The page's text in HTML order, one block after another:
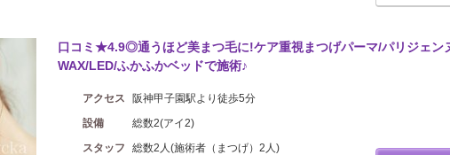
口コミ★4.9◎通うほど美まつ毛に!ケア重視まつげパーマ/パリジェン
WAX/LED/ふかふかベッドで施術♪
アクセス
阪神甲子園駅より徒歩5分
設備
総数2(アイ2)
スタッフ
総数2人(施術者（まつげ）2人)